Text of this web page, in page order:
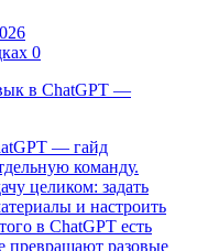
0
— гайд
команду.
целиком: задать
и настроить
в ChatGPT есть
разовые